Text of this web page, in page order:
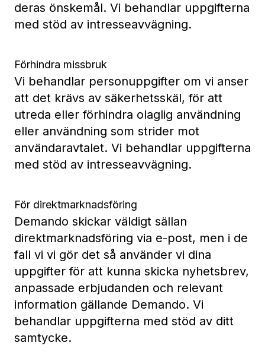
deras önskemål. Vi behandlar uppgifterna
med stöd av intresseavvägning.
Förhindra missbruk
Vi behandlar personuppgifter om vi anser
att det krävs av säkerhetsskäl, för att
utreda eller förhindra olaglig användning
eller användning som strider mot
användaravtalet. Vi behandlar uppgifterna
med stöd av intresseavvägning.
För direktmarknadsföring
Demando skickar väldigt sällan
direktmarknadsföring via e-post, men i de
fall vi vi gör det så använder vi dina
uppgifter för att kunna skicka nyhetsbrev,
anpassade erbjudanden och relevant
information gällande Demando. Vi
behandlar uppgifterna med stöd av ditt
samtycke.